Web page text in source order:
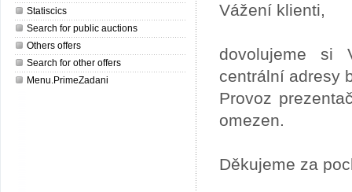
Statiscics
Search for public auctions
Others offers
Search for other offers
Menu.PrimeZadani
Vážení klienti,
dovolujeme si
centrální adresy
Provoz
omezen.
Děkujeme za